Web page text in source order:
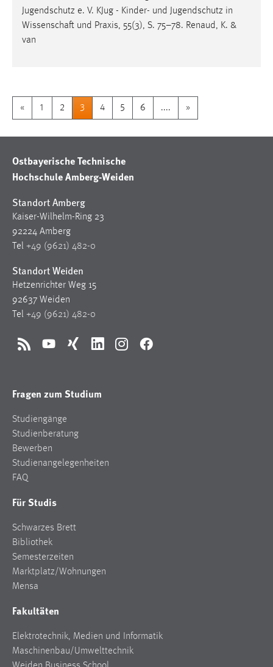
Jugendschutz e. V. KJug - Kinder- und Jugendschutz in
Wissenschaft und Praxis, 55(3), S. 75–78. Renaud, K. &
van
« 1 2 3 4 5 6 .... »
Ostbayerische Technische
Hochschule Amberg-Weiden
Standort Amberg
Kaiser-Wilhelm-Ring 23
92224 Amberg
Tel +49 (9621) 482-0
Standort Weiden
Hetzenrichter Weg 15
92637 Weiden
Tel +49 (9621) 482-0
RSS YouTubeXing LinkedInInstagramFacebook
Fragen zum Studium
Studiengänge
Studienberatung
Bewerben
Studienangelegenheiten
FAQ
Für Studis
Schwarzes Brett
Bibliothek
Semesterzeiten
Marktplatz/Wohnungen
Mensa
Fakultäten
Elektrotechnik, Medien und Informatik
Maschinenbau/Umwelttechnik